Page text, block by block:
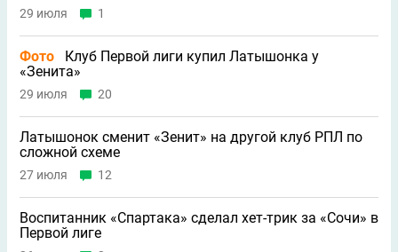
29 июля 1
Фото
Клуб Первой лиги купил Латышонка у
«Зенита»
29 июля 20
Латышонок сменит «Зенит» на другой клуб РПЛ по
сложной схеме
27 июля 12
Воспитанник «Спартака» сделал хет-трик за «Сочи» в
Первой лиге